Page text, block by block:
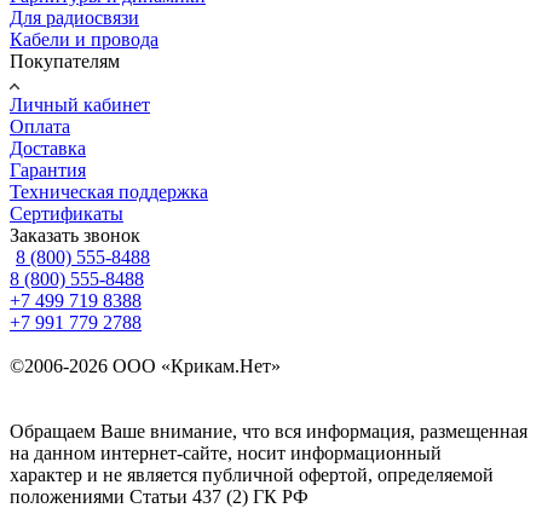
Для радиосвязи
Кабели и провода
Покупателям
Личный кабинет
Оплата
Доставка
Гарантия
Техническая поддержка
Сертификаты
Заказать звонок
8 (800) 555-8488
8 (800) 555-8488
+7 499 719 8388
+7 991 779 2788
©2006-2026 ООО «Крикам.Нет»
Обращаем Ваше внимание, что вся информация, размещенная
на данном интернет-сайте, носит информационный
характер и не является публичной офертой, определяемой
положениями Статьи 437 (2) ГК РФ